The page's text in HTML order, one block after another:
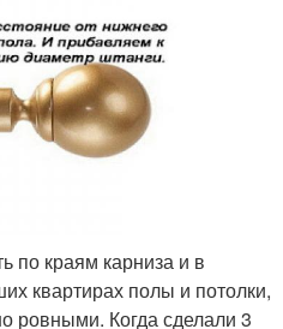
по краям карниза и в
квартирах полы и потолки,
ровными. Когда сделали 3